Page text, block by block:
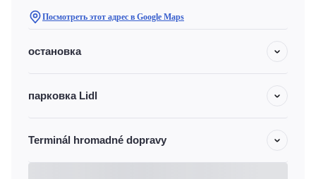
Посмотреть этот адрес в Google Maps
остановка
парковка Lidl
Terminál hromadné dopravy